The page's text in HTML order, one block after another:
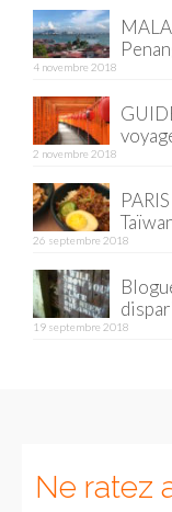
– Beijing
– Guilin
– Xi’an
CORÉE
– Séoul
–
FRANCE
4 novembre 2018
2 novembre 2018
26 septembre 2018
19 septembre 2018
Ne ratez